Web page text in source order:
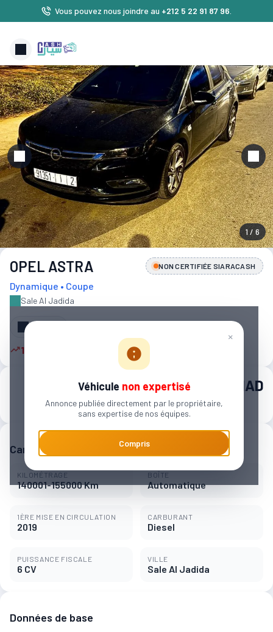
Vous pouvez nous joindre au +212 5 22 91 87 96
1 / 6
OPEL ASTRA NON CERTIFIÉE SIARACASH
Dynamique • Coupe
Sale Al Jadida
×
Véhicule non expertisé
Annonce publiée directement par le propriétaire,
sans expertise de nos équipes.
Compris
Partager
11 autres personnes sont intéressées
168 000 MAD
2 618 MAD / mois
Caractéristiques principales
KILOMÉTRAGE
140001-155000 Km
BOÎTE
Automatique
1ÈRE MISE EN CIRCULATION
2019
CARBURANT
Diesel
PUISSANCE FISCALE
6 CV
VILLE
Sale Al Jadida
Données de base